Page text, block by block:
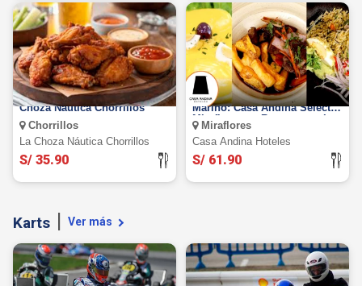
Barra Libre de alitas en La
Choza Náutica Chorrillos
Chorrillos
La Choza Náutica Chorrillos
S/ 35.90
Buffet Almuerzo Criollo
Marino: Casa Andina Select
Miraflores en Restaurante La
Plaza
Miraflores
Casa Andina Hoteles
S/ 61.90
Karts Ver más